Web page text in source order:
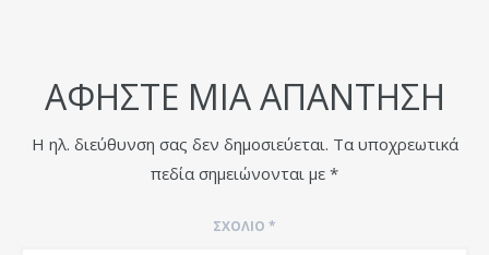
ΑΦΉΣΤΕ ΜΙΑ ΑΠΆΝΤΗΣΗ
Η ηλ. διεύθυνση σας δεν δημοσιεύεται. Τα υποχρεωτικά
πεδία σημειώνονται με *
ΣΧΌΛΙΟ *